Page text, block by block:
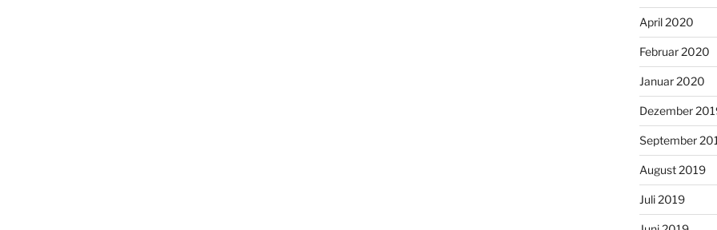
April 2020
Februar 2020
Januar 2020
Dezember
September
August 2019
Juli 2019